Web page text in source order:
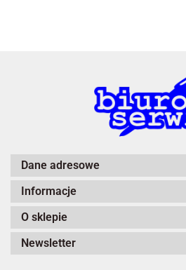
A4 Tech
Dane adresowe
Informacje
O sklepie
Newsletter